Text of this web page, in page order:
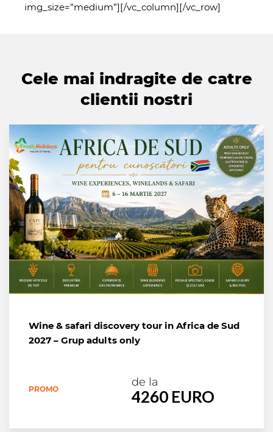
img_size=”medium”][/vc_column][/vc_row]
Cele mai indragite de catre
clientii nostri
Wine & safari discovery tour in Africa de Sud
2027 – Grup adults only
PROMO
de la
4260 EURO